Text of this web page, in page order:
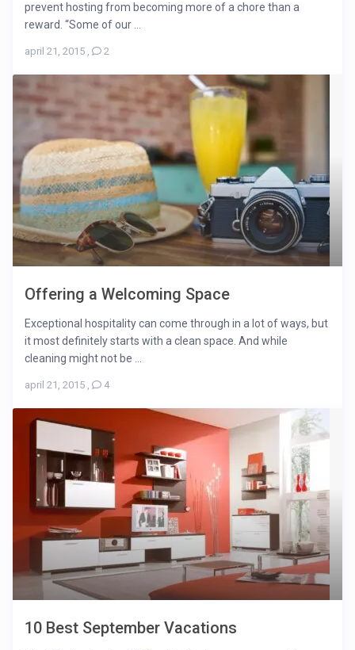
prevent hosting from becoming more of a chore than a
reward. “Some of our ...
april 21, 2015 , 2
Offering a Welcoming Space
Exceptional hospitality can come through in a lot of ways, but
it most definitely starts with a clean space. And while
cleaning might not be ...
april 21, 2015 , 4
10 Best September Vacations